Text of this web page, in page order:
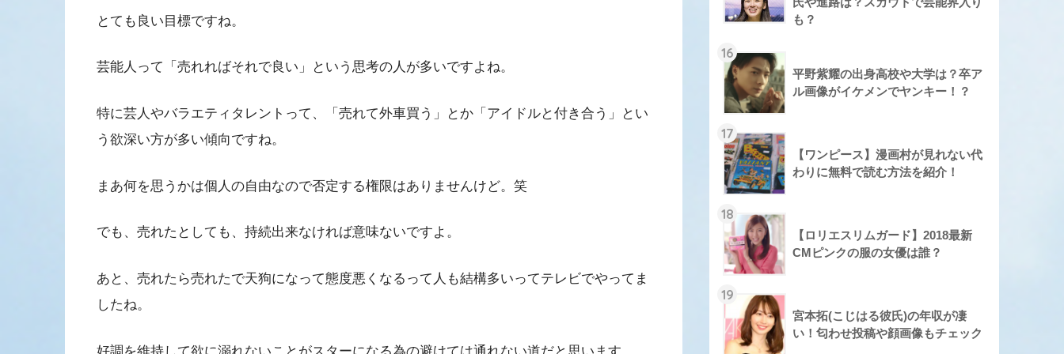
とても良い目標ですね。
芸能人って「売れればそれで良い」という思考の人が多いですよね。
特に芸人やバラエティタレントって、「売れて外車買う」とか「アイドルと付き合う」とい
う欲深い方が多い傾向ですね。
まあ何を思うかは個人の自由なので否定する権限はありませんけど。笑
でも、売れたとしても、持続出来なければ意味ないですよ。
あと、売れたら売れたで天狗になって態度悪くなるって人も結構多いってテレビでやってま
したね。
も？
16
平野紫耀の出身高校や大学は？卒ア
ル画像がイケメンでヤンキー！？
17
【ワンピース】漫画村が見れない代
わりに無料で読む方法を紹介！
18
【ロリエスリムガード】2018最新
CMピンクの服の女優は誰？
19
宮本拓(こじはる彼氏)の年収が凄
い！匂わせ投稿や顔画像もチェック